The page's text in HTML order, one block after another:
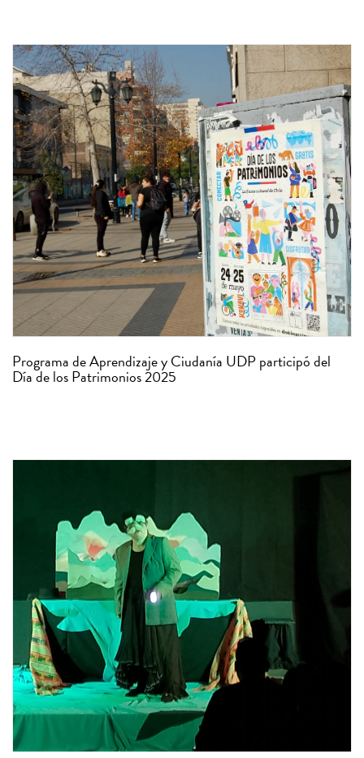
Programa de Aprendizaje y Ciudanía UDP participó del
Día de los Patrimonios 2025